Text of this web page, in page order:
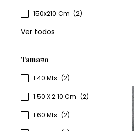
150x210 Cm (2)
Ver todos
Tama¤o
1.40 Mts (2)
1.50 X 2.10 Cm (2)
1.60 Mts (2)